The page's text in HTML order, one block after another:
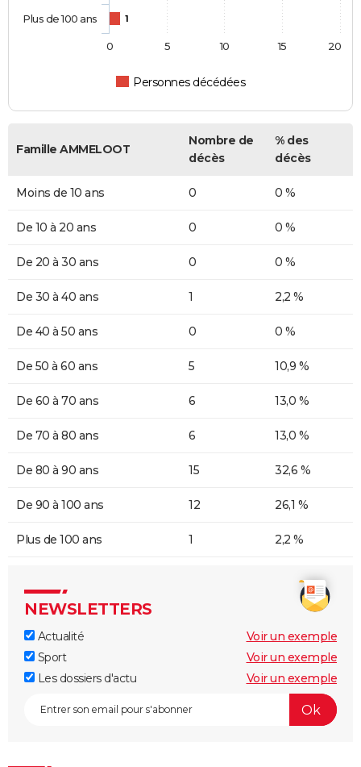
1
Personnes décédées
Plus de 100 ans
0 5 10 15 20
Famille AMMELOOT
Nombre de
décès
% des
décès
Moins de 10 ans 0 0 %
De 10 à 20 ans 0 0 %
De 20 à 30 ans 0 0 %
De 30 à 40 ans 1 2,2 %
De 40 à 50 ans 0 0 %
De 50 à 60 ans 5 10,9 %
De 60 à 70 ans 6 13,0 %
De 70 à 80 ans 6 13,0 %
De 80 à 90 ans 15 32,6 %
De 90 à 100 ans 12 26,1 %
Plus de 100 ans 1 2,2 %
NEWSLETTERS
Actualité
Voir un exemple
Sport
Voir un exemple
Les dossiers d'actu
Voir un exemple